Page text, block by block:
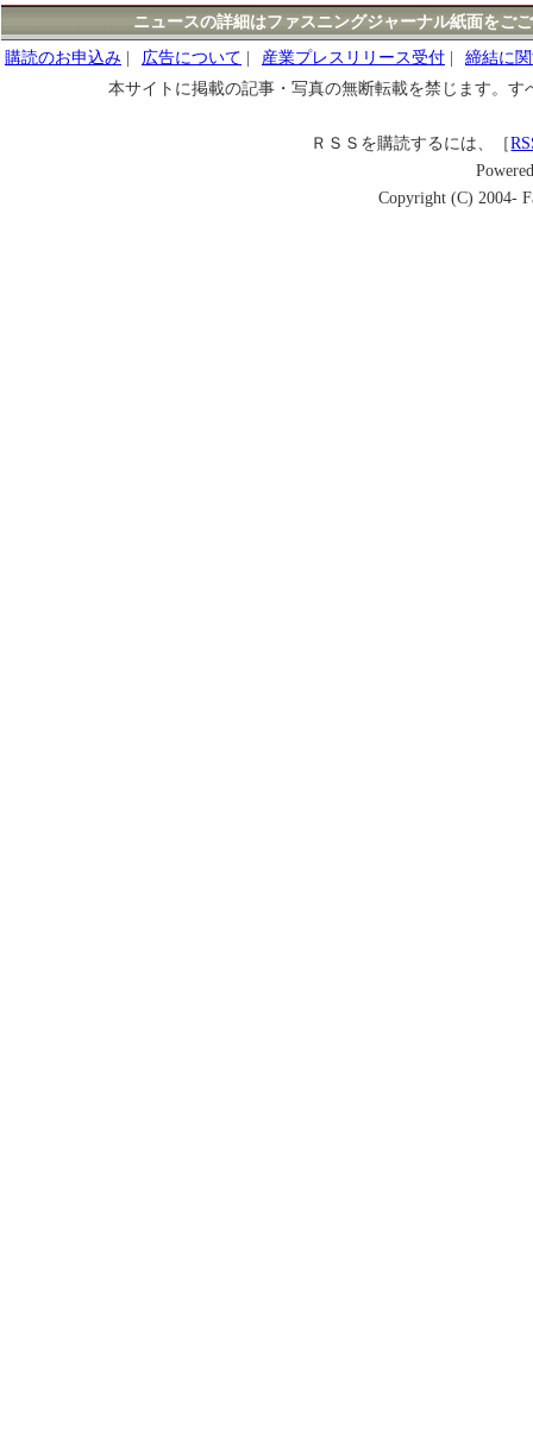
ニュースの詳細はファスニングジャーナル紙面をご
購読のお申込み | 広告について | 産業プレスリリース受付 |
締結に
本サイトに掲載の記事・写真の無断転載を禁じます。
ＲＳＳを購読するには、［
Copyright (C) 2004-